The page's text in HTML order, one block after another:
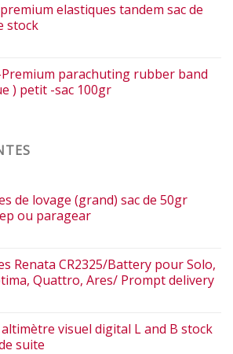
elastiques tandem sac de
stock
parachuting rubber band
) petit -sac 100gr
de lovage (grand) sac de 50gr
ou paragear
Renata CR2325/Battery pour Solo,
Quattro, Ares/ Prompt delivery
altimètre visuel digital L and B stock
suite